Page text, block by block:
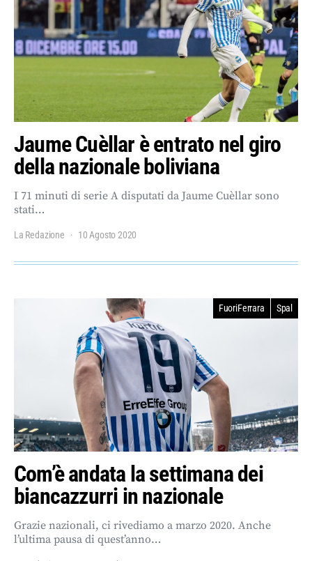
Jaume Cuèllar è entrato nel giro
della nazionale boliviana
I 71 minuti di serie A disputati da Jaume Cuèllar sono
stati…
La Redazione 10 Agosto 2020
FuoriFerrara Spal
Com’è andata la settimana dei
biancazzurri in nazionale
Grazie nazionali, ci rivediamo a marzo 2020. Anche
l’ultima pausa di quest’anno…